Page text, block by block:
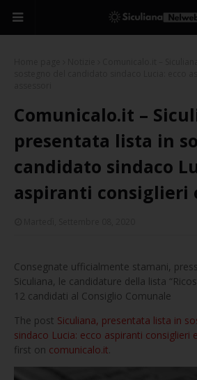
Comunicalo.it –
presentata lista in
candidato sindaco
aspiranti consiglieri
Consegnate ufficialmente stamani,
Siculiana, le candidature della lista
12 candidati al Consiglio Comunale
The post Siculiana, presentata lista in
sindaco Lucia: ecco aspiranti consiglieri
first on comunicalo.it.